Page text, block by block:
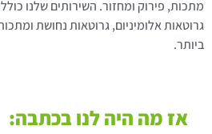
מתכות, פירוק ומחזור. השירותים שלנו
גרוטאות אלומיניום, גרוטאות נחושת
ביותר.
אז מה היה לנו בכתבה: